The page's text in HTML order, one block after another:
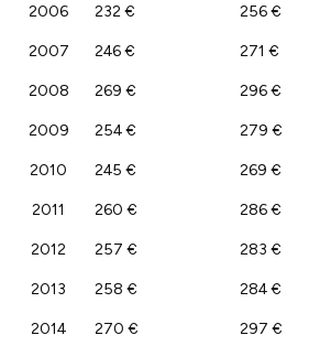
2006 232 € 256 €
2007 246 € 271 €
2008 269 € 296 €
2009 254 € 279 €
2010 245 € 269 €
2011 260 € 286 €
2012 257 € 283 €
2013 258 € 284 €
2014 270 € 297 €